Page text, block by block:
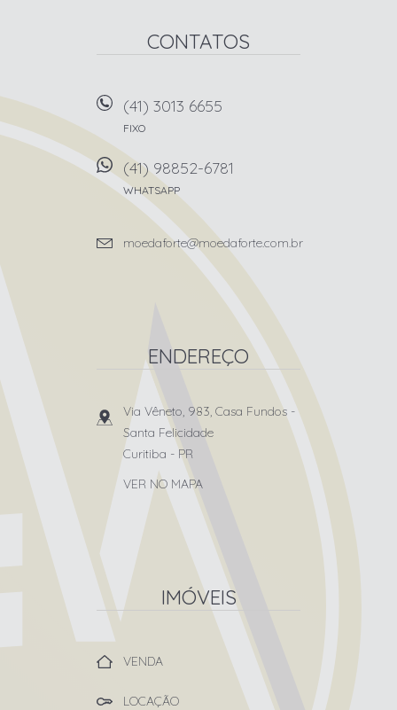
CONTATOS
(41) 3013 6655
FIXO
(41) 98852-6781
WHATSAPP
moedaforte@moedaforte.com.br
ENDEREÇO
Via Vêneto, 983, Casa Fundos -
Santa Felicidade
Curitiba - PR
VER NO MAPA
IMÓVEIS
VENDA
LOCAÇÃO